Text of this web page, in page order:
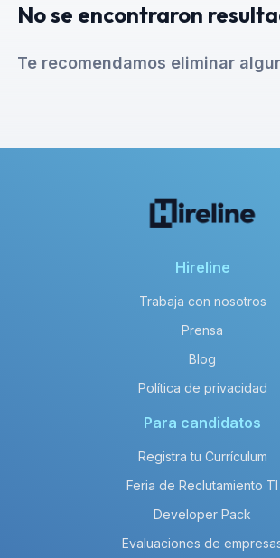
No se encontraron
Te recomendamos eliminar
Hireline
Trabaja con nosotros
Prensa
Blog
Política de privacidad
Para candidatos
Registra tu Currículum
Feria de Reclutamiento TI
Developer Pack
Evaluaciones de